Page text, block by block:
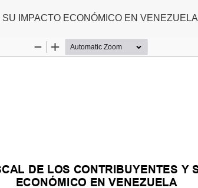
IMPACTO ECONÓMICO EN VENEZUELA